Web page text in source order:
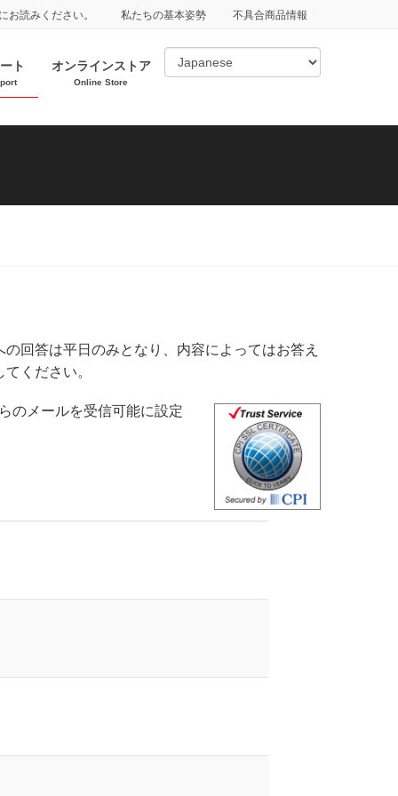
お読みください。 私たちの基本姿勢 不具合商品情報
ト オンラインストア
Online Store
回答は平日のみとなり、内容によってはお答え
ください。
のメールを受信可能に設定